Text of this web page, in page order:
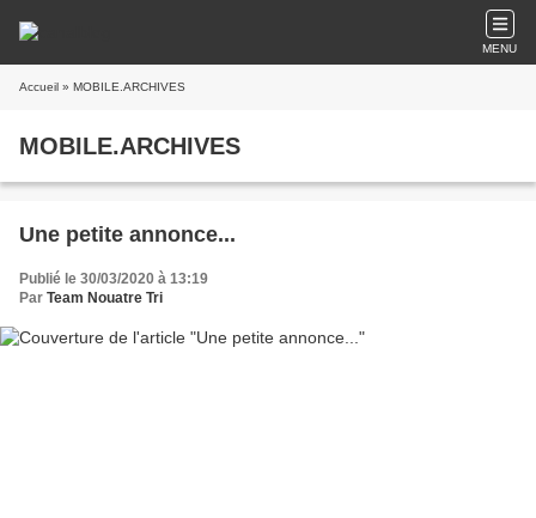
MENU
Accueil » MOBILE.ARCHIVES
MOBILE.ARCHIVES
Une petite annonce...
Publié le 30/03/2020 à 13:19
Par Team Nouatre Tri